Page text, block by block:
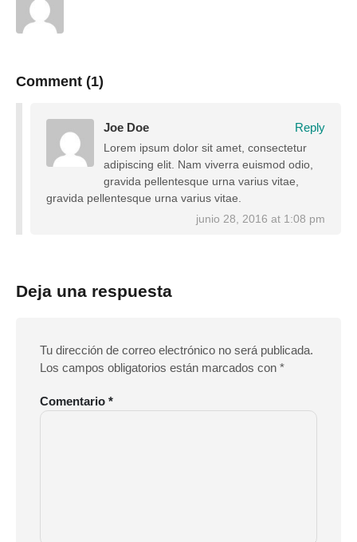
Comment (1)
Joe Doe Reply
Lorem ipsum dolor sit amet, consectetur
adipiscing elit. Nam viverra euismod odio,
gravida pellentesque urna varius vitae,
gravida pellentesque urna varius vitae.
junio 28, 2016 at 1:08 pm
Deja una respuesta
Tu dirección de correo electrónico no será publicada.
Los campos obligatorios están marcados con *
Comentario *